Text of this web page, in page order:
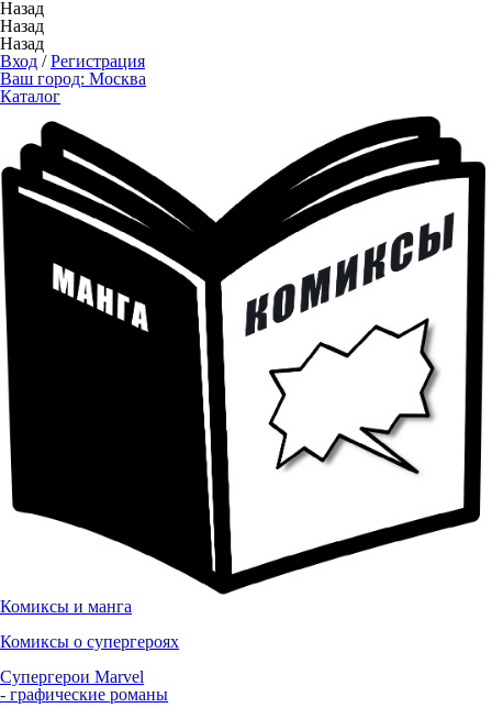
Назад
Назад
Назад
Вход /Регистрация
Ваш город: Москва
Каталог
Комиксы и манга
Комиксы о супергероях
Супергерои Marvel
- графические романы